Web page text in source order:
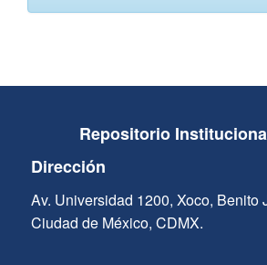
Repositorio
Dirección
Av. Universidad 1200, Xoco, Benito
Ciudad de México, CDMX.